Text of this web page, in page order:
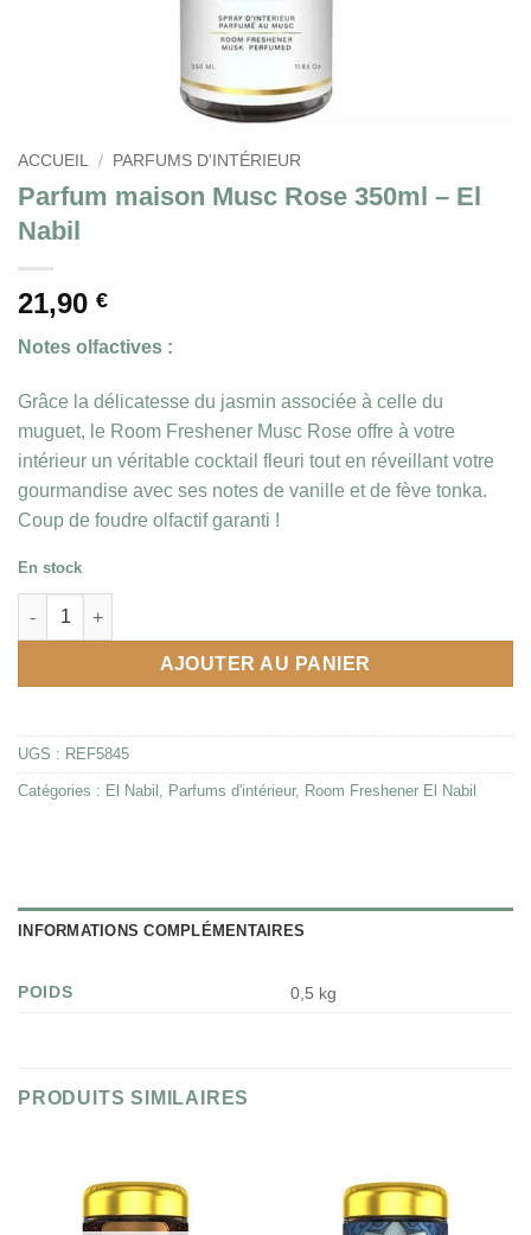
ACCUEIL / PARFUMS D'INTÉRIEUR
Parfum maison Musc Rose 350ml – El
Nabil
21,90 €
Notes olfactives :
Grâce la délicatesse du jasmin associée à celle du
muguet, le Room Freshener Musc Rose offre à votre
intérieur un véritable cocktail fleuri tout en réveillant votre
gourmandise avec ses notes de vanille et de fève tonka.
Coup de foudre olfactif garanti !
En stock
quantité de Parfum maison Musc Rose 350ml - El Nabil
AJOUTER AU PANIER
UGS : REF5845
Catégories : El Nabil , Parfums d'intérieur, Room Freshener El Nabil
INFORMATIONS COMPLÉMENTAIRES
POIDS 0,5 kg
PRODUITS SIMILAIRES